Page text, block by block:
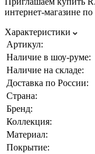
интернет-магазине
Характеристики
Артикул:
Наличие в шоу-руме:
Наличие на складе:
Доставка по России:
Страна:
Бренд:
Коллекция:
Материал:
Покрытие: